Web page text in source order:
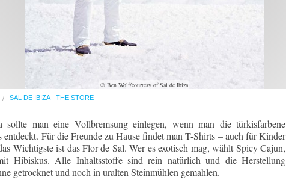
© Ben Wolf/courtesy of Sal de Ibiza
SAL DE IBIZA - THE STORE
man eine Vollbremsung einlegen, wenn man die türkisfarbene
entdeckt. Für die Freunde zu Hause findet man T-Shirts – auch für Kinder
Wichtigste ist das Flor de Sal. Wer es exotisch mag, wählt Spicy Cajun,
Hibiskus. Alle Inhaltsstoffe sind rein natürlich und die Herstellung
getrocknet und noch in uralten Steinmühlen gemahlen.